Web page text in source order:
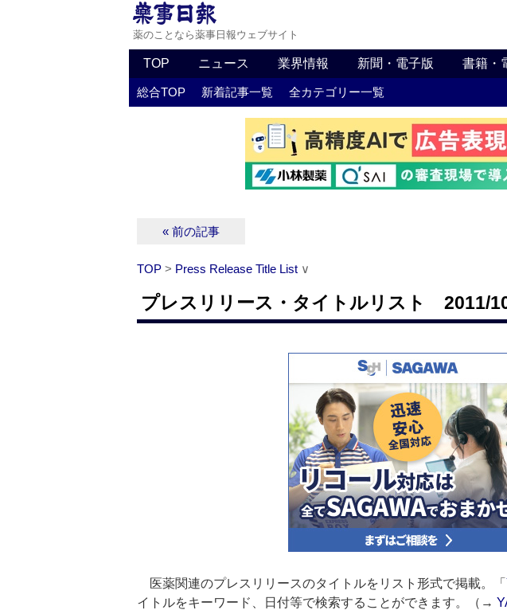
薬のことなら薬事日報ウェブサイト
TOP ニュース 業界情報 新聞・電子版 書籍・
総合TOP 新着記事一覧 全カテゴリー一覧
« 前の記事
TOP > Press Release Title List ∨
プレスリリース・タイトルリスト 2011/
医薬関連のプレスリリースのタイトルをリスト形式で掲載。「
イトルをキーワード、日付等で検索することができます。（→